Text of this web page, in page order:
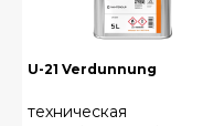
U-21 Verdunnung
техническая